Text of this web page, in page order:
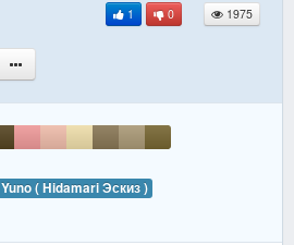
1 0 1975
Yuno ( Hidamari Эскиз )